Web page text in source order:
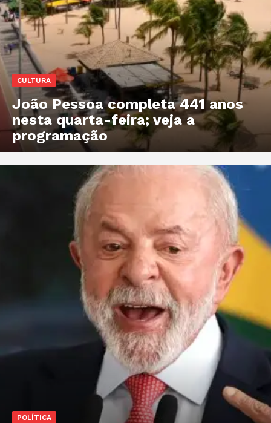
CULTURA
João Pessoa completa 441 anos
nesta quarta-feira; veja a
programação
POLÍTICA